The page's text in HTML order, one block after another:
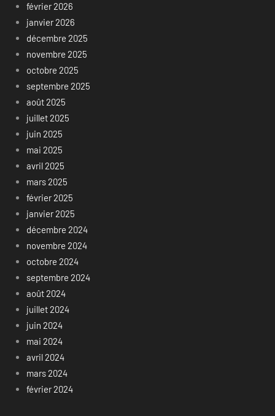
février 2026
janvier 2026
décembre 2025
novembre 2025
octobre 2025
septembre 2025
août 2025
juillet 2025
juin 2025
mai 2025
avril 2025
mars 2025
février 2025
janvier 2025
décembre 2024
novembre 2024
octobre 2024
septembre 2024
août 2024
juillet 2024
juin 2024
mai 2024
avril 2024
mars 2024
février 2024